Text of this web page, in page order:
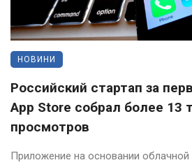
НОВИНИ
Российский стартап за
App Store собрал более 13
просмотров
Приложение на основании